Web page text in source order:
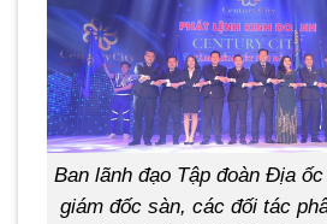
Ban lãnh đạo Tập đoàn Địa
giám đốc sàn, các đối tác